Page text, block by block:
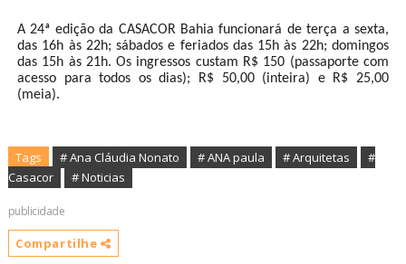
A 24ª edição da CASACOR Bahia funcionará de terça a sexta,
das 16h às 22h; sábados e feriados das 15h às 22h; domingos
das 15h às 21h. Os ingressos custam R$ 150 (passaporte com
acesso para todos os dias); R$ 50,00 (inteira) e R$ 25,00
(meia).
Tags # Ana Cláudia Nonato # ANA paula # Arquitetas
#
Casacor
# Noticias
publicidade
Compartilhe